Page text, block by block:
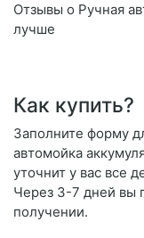
Отзывы о Ручная
лучше
Как купить?
Заполните форму
автомойка
уточнит у вас все
Через 3-7 дней вы
получении.